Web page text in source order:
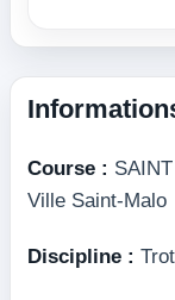
Course :
Ville Saint-Malo
Discipline :